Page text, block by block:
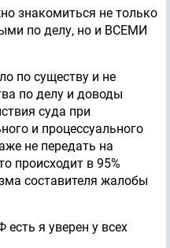
знакомиться не только
по делу, но и ВСЕМИ
по существу и не
по делу и доводы
суда при
и процессуального
не передать на
происходит в 95%
составителя жалобы
я уверен у всех